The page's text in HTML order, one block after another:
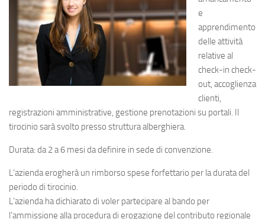
e
apprendimento
delle attività
relative al
check-in check-
out, accoglienza
clienti,
registrazioni amministrative, gestione prenotazioni su portali. Il
tirocinio sarà svolto presso struttura alberghiera.
Durata: da 2 a 6 mesi da definire in sede di convenzione.
L’azienda erogherà un rimborso spese forfettario per la durata del
periodo di tirocinio.
L’azienda ha dichiarato di voler partecipare al bando per
l’ammissione alla procedura di erogazione del contributo regionale